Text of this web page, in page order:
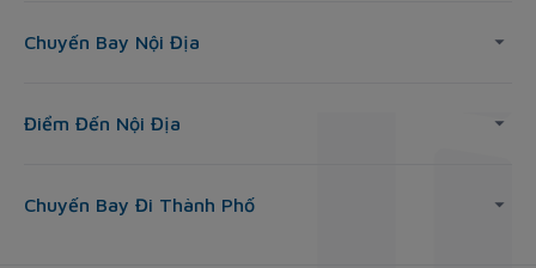
Chuyến Bay Nội Địa
Điểm Đến Nội Địa
Chuyến Bay Đi Thành Phố